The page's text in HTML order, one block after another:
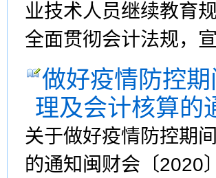
业技术人员继续教育
全面贯彻会计法规，
做好疫情防控
理及会计核算的
关于做好疫情防控期
的通知闽财会〔2020